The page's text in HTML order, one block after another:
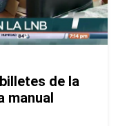
de la
manual